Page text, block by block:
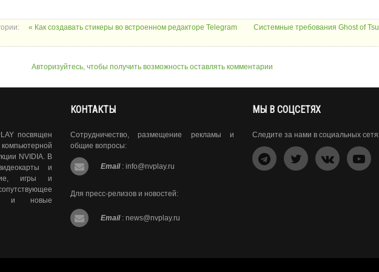
« Как создавать стикеры во встроенном редакторе Telegram
Системные требования Ghost of
Авторизуйтесь, чтобы получить возможность оставлять комментарии
посвящен
NVIDIA. В
и
игры и
и новые
КОНТАКТЫ
Сотрудничество, размещение рекламы и
общие вопросы:
Email : info@nvplay.ru
Для пресс-релизов и новостей:
Email : news@nvplay.ru
МЫ В СОЦСЕТЯХ
Следите за нами в социальных